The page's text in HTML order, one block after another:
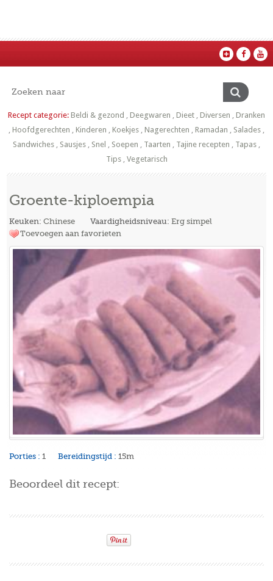
Recept categorie: Beldi & gezond , Deegwaren , Dieet , Diversen , Dranken
, Hoofdgerechten , Kinderen , Koekjes , Nagerechten , Ramadan , Salades ,
Sandwiches , Sausjes , Snel , Soepen , Taarten , Tajine recepten , Tapas ,
Tips, Vegetarisch
Groente-kiploempia
Keuken:Chinese Vaardigheidsniveau:Erg simpel
Toevoegen aan favorieten
Porties : 1 Bereidingstijd : 15m
Beoordeel dit recept: